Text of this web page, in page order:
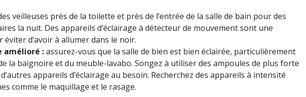
veilleuses près de la toilette et près de l’entrée de la salle de bain pour des
la nuit. Des appareils d’éclairage à détecteur de mouvement sont une
d’avoir à allumer dans le noir.
amélioré :assurez-vous que la salle de bien est bien éclairée, particulièrement
la baignoire et du meuble-lavabo. Songez à utiliser des ampoules de plus forte
appareils d’éclairage au besoin. Recherchez des appareils à intensité
comme le maquillage et le rasage.